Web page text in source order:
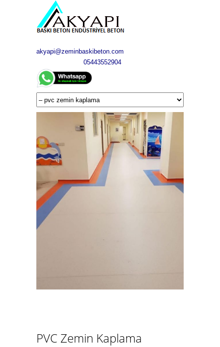
akyapi@zeminbaskibeton.com
05443552904
PVC Zemin Kaplama